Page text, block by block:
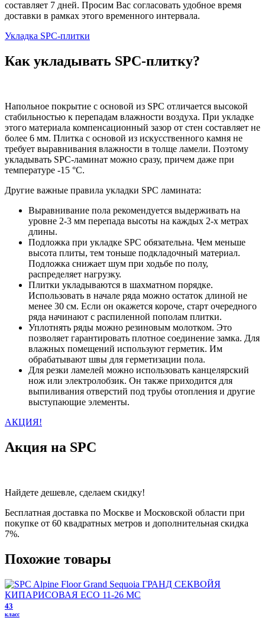
составляет 7 дней. Просим Вас согласовать удобное время
доставки в рамках этого временного интервала.
Укладка SPC-плитки
Как укладывать SPC-плитку?
Напольное покрытие с основой из SPC отличается высокой
стабильностью к перепадам влажности воздуха. При укладке
этого материала компенсационный зазор от стен составляет не
более 6 мм. Плитка с основой из искусственного камня не
требует выравнивания влажности в толще ламели. Поэтому
укладывать SPC-ламинат можно сразу, причем даже при
температуре -15 °C.
Другие важные правила укладки SPC ламината:
Выравнивание пола рекомендуется выдерживать на
уровне 2-3 мм перепада высоты на каждых 2-х метрах
длины.
Подложка при укладке SPC обязательна. Чем меньше
высота плиты, тем тоньше подкладочный материал.
Подложка снижает шум при ходьбе по полу,
распределяет нагрузку.
Плитки укладываются в шахматном порядке.
Использовать в начале ряда можно остаток длиной не
менее 30 см. Если он окажется короче, старт очередного
ряда начинают с распиленной пополам плитки.
Уплотнять ряды можно резиновым молотком. Это
позволяет гарантировать плотное соединение замка. Для
влажных помещений используют герметик. Им
обрабатывают швы для герметизации пола.
Для резки ламелей можно использовать канцелярский
нож или электролобзик. Он также приходится для
выпиливания отверстий под трубы отопления и другие
выступающие элементы.
АКЦИЯ!
Акция на SPC
Найдете дешевле, сделаем скидку!
Бесплатная доставка по Москве и Московской области при
покупке от 60 квадратных метров и дополнительная скидка
7%.
Похожие товары
43
класс